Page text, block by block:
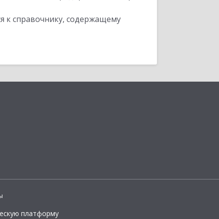
к справочнику, содержащему
платформу